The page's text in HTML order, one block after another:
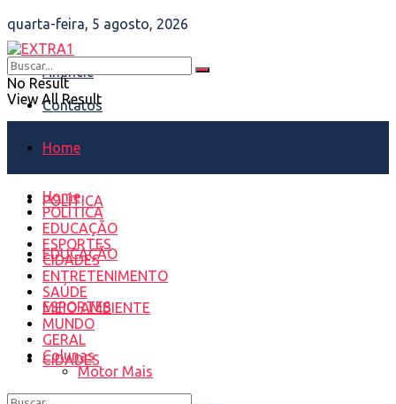
quarta-feira, 5 agosto, 2026
Anuncie
Contatos
No Result
View All Result
Home
POLÍTICA
EDUCAÇÃO
ESPORTES
CIDADES
Home
POLÍTICA
EDUCAÇÃO
ESPORTES
CIDADES
ENTRETENIMENTO
SAÚDE
MEIO AMBIENTE
MUNDO
GERAL
Colunas
Motor Mais